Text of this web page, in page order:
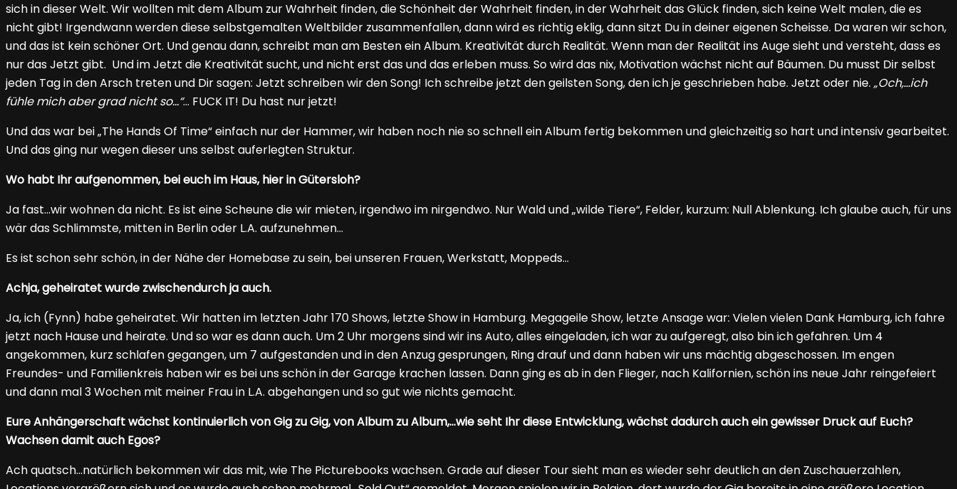
sich in dieser Welt. Wir wollten mit dem Album zur Wahrheit finden, die Schönheit der Wahrheit finden, in der Wahrheit das Glück finden, sich keine Welt malen, die es
nicht gibt! Irgendwann werden diese selbstgemalten Weltbilder zusammenfallen, dann wird es richtig eklig, dann sitzt Du in deiner eigenen Scheisse. Da waren wir schon,
und das ist kein schöner Ort. Und genau dann, schreibt man am Besten ein Album. Kreativität durch Realität. Wenn man der Realität ins Auge sieht und versteht, dass es
nur das Jetzt gibt. Und im Jetzt die Kreativität sucht, und nicht erst das und das erleben muss. So wird das nix, Motivation wächst nicht auf Bäumen. Du musst Dir selbst
jeden Tag in den Arsch treten und Dir sagen: Jetzt schreiben wir den Song! Ich schreibe jetzt den geilsten Song, den ich je geschrieben habe. Jetzt oder nie. „Och,…ich
fühle mich aber grad nicht so…“… FUCK IT! Du hast nur jetzt!
Und das war bei „The Hands Of Time“ einfach nur der Hammer, wir haben noch nie so schnell ein Album fertig bekommen und gleichzeitig so hart und intensiv gearbeitet.
Und das ging nur wegen dieser uns selbst auferlegten Struktur.
Wo habt Ihr aufgenommen, bei euch im Haus, hier in Gütersloh?
Ja fast…wir wohnen da nicht. Es ist eine Scheune die wir mieten, irgendwo im nirgendwo. Nur Wald und „wilde Tiere“, Felder, kurzum: Null Ablenkung. Ich glaube auch, für uns
wär das Schlimmste, mitten in Berlin oder L.A. aufzunehmen…
Es ist schon sehr schön, in der Nähe der Homebase zu sein, bei unseren Frauen, Werkstatt, Moppeds…
Achja, geheiratet wurde zwischendurch ja auch.
Ja, ich (Fynn) habe geheiratet. Wir hatten im letzten Jahr 170 Shows, letzte Show in Hamburg. Megageile Show, letzte Ansage war: Vielen vielen Dank Hamburg, ich fahre
jetzt nach Hause und heirate. Und so war es dann auch. Um 2 Uhr morgens sind wir ins Auto, alles eingeladen, ich war zu aufgeregt, also bin ich gefahren. Um 4
angekommen, kurz schlafen gegangen, um 7 aufgestanden und in den Anzug gesprungen, Ring drauf und dann haben wir uns mächtig abgeschossen. Im engen
Freundes- und Familienkreis haben wir es bei uns schön in der Garage krachen lassen. Dann ging es ab in den Flieger, nach Kalifornien, schön ins neue Jahr reingefeiert
und dann mal 3 Wochen mit meiner Frau in L.A. abgehangen und so gut wie nichts gemacht.
Eure Anhängerschaft wächst kontinuierlich von Gig zu Gig, von Album zu Album,…wie seht Ihr diese Entwicklung, wächst dadurch auch ein gewisser Druck auf Euch?
Wachsen damit auch Egos?
Ach quatsch…natürlich bekommen wir das mit, wie The Picturebooks wachsen. Grade auf dieser Tour sieht man es wieder sehr deutlich an den Zuschauerzahlen,